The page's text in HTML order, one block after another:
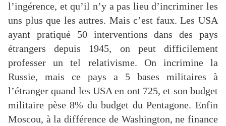
l’ingérence, et qu’il n’y a pas lieu d’incriminer les
uns plus que les autres. Mais c’est faux. Les USA
ayant pratiqué 50 interventions dans des pays
étrangers depuis 1945, on peut difficilement
professer un tel relativisme. On incrimine la
Russie, mais ce pays a 5 bases militaires à
l’étranger quand les USA en ont 725, et son budget
militaire pèse 8% du budget du Pentagone. Enfin
Moscou, à la différence de Washington, ne finance